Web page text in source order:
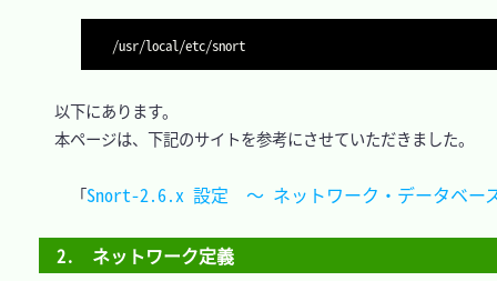
/usr/local/etc/snort
以下にあります。
本ページは、下記のサイトを参考にさせていただきました。
「Snort-2.6.x 設定　～ ネットワーク・データベー
2.　ネットワーク定義